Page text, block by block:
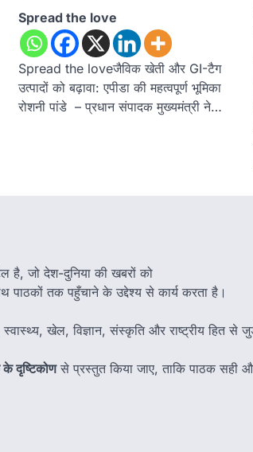
Spread the love
Spread the loveजैविक खेती और GI-टैग
उत्पादों को बढ़ावा: एपीडा की महत्वपूर्ण भूमिका
रोशनी पांडे – प्रधान संपादक मुख्यमंत्री ने…
है, जो देश-दुनिया की खबरों को
पाठकों तक पहुँचाने के उद्देश्य से कार्य करता है।
स्वास्थ्य, खेल, विज्ञान, संस्कृति और राष्ट्रीय हित से
के दृष्टिकोणसे प्रस्तुत किया जाए, ताकि पाठक सही